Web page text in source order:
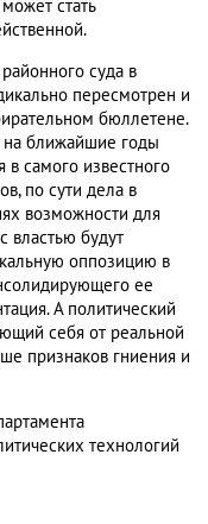
стать
суда в
пересмотрен и
бюллетене.
на ближайшие годы
в самого известного
по сути дела в
возможности для
властью будут
оппозицию в
ее
А политический
себя от реальной
признаков гниения и
технологий